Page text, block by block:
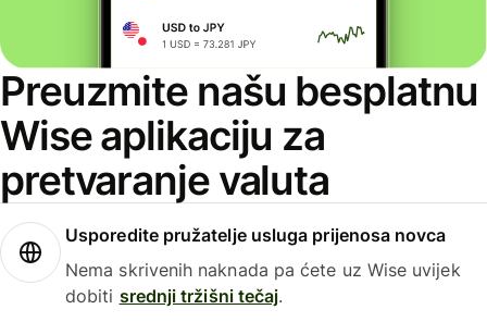
Preuzmite našu besplatnu
Wise aplikaciju za
pretvaranje valuta
Usporedite pružatelje usluga prijenosa novca
Nema skrivenih naknada pa ćete uz Wise uvijek
dobiti srednji tržišni tečaj.